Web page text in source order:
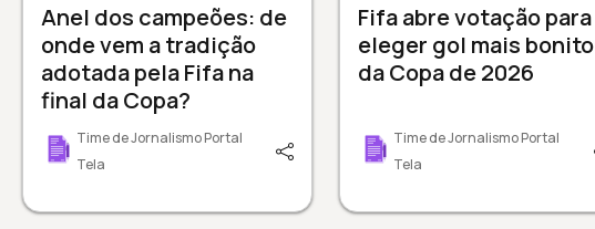
Anel dos campeões: de
onde vem a tradição
adotada pela Fifa na
final da Copa?
Time de Jornalismo Portal
Tela
Fifa abre votação para
eleger gol mais bonito
da Copa de 2026
Time de Jornalismo Portal
Tela